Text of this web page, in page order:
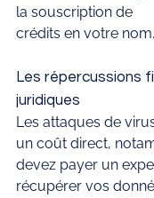
la souscription de
crédits en votre nom.
Les répercussions
juridiques
Les attaques de
un coût direct,
devez payer un
récupérer vos